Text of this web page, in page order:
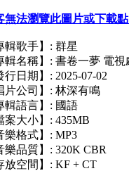
無法瀏覽此圖片或下載
輯歌手】: 群星
輯名稱】: 書卷一夢 電
行日期】: 2025-07-02
片公司】: 林深有鳴
輯語言】: 國語
案大小】: 435MB
樂格式】: MP3
樂品質】: 320K CBR
放空間】: KF + CT